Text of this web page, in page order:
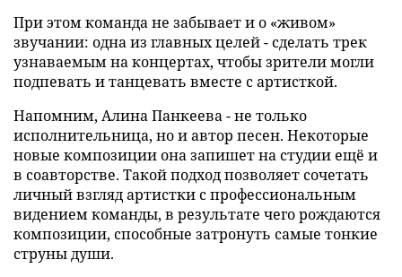
При этом команда не забывает и о «живом»
звучании: одна из главных целей - сделать трек
узнаваемым на концертах, чтобы зрители могли
подпевать и танцевать вместе с артисткой.
Напомним, Алина Панкеева - не только
исполнительница, но и автор песен. Некоторые
новые композиции она запишет на студии ещё и
в соавторстве. Такой подход позволяет сочетать
личный взгляд артистки с профессиональным
видением команды, в результате чего рождаются
композиции, способные затронуть самые тонкие
струны души.